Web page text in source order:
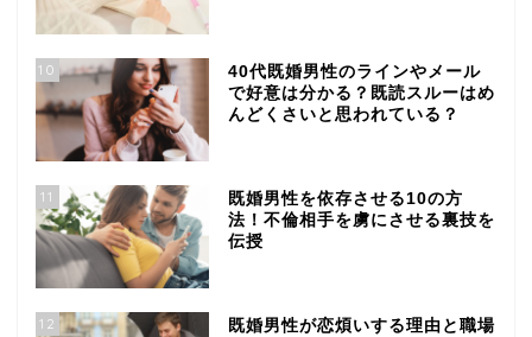
10
40代既婚男性のラインやメール
で好意は分かる？既読スルーはめ
んどくさいと思われている？
11
既婚男性を依存させる10の方
法！不倫相手を虜にさせる裏技を
伝授
12
既婚男性が恋煩いする理由と職場